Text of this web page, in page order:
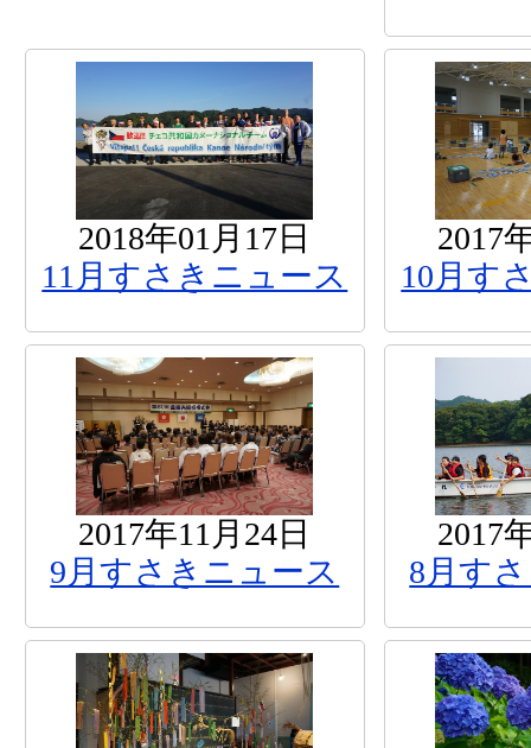
2018年01月17日
11月すさきニュース
2017
10月す
2017年11月24日
9月すさきニュース
2017
8月す